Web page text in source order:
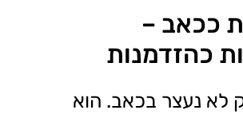
ככאב –
כהזדמנות
לא נעצר בכאב. הוא